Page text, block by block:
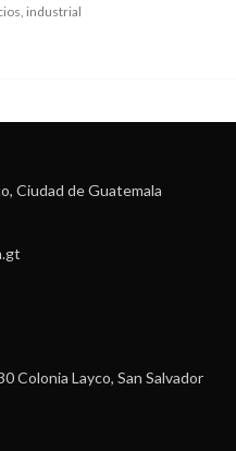
industrial
Ciudad de Guatemala
Colonia Layco, San Salvador